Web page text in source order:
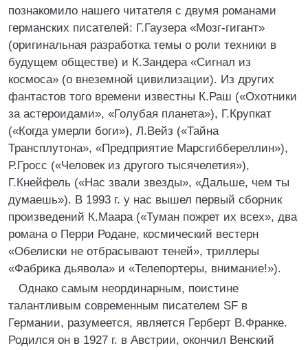
познакомило нашего читателя с двумя романами
германских писателей: Г.Гаузера «Мозг-гигант»
(оригинальная разработка темы о роли техники в
будущем обществе) и К.Зандера «Сигнал из
космоса» (о внеземной цивилизации). Из других
фантастов того времени известны К.Раш («Охотники
за астероидами», «Голубая планета»), Г.Крупкат
(«Когда умерли боги»), Л.Вейз («Тайна
Трансплутона», «Предприятие Марсгиббереллин»),
Р.Гросс («Человек из другого тысячелетия»),
Г.Кнейфель («Нас звали звезды», «Дальше, чем ты
думаешь»). В 1993 г. у нас вышел первый сборник
произведений К.Маара («Туман пожрет их всех», два
романа о Перри Родане, космический вестерн
«Обелиски не отбрасывают теней», триллеры
«Фабрика дьявола» и «Телепортеры, внимание!»).
Однако самым неординарным, поистине
талантливым современным писателем SF в
Германии, разумеется, является Герберт В.Франке.
Родился он в 1927 г. в Австрии, окончил Венский